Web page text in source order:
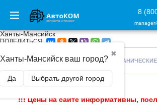
8
Ханты-Мансийск
✖
Ханты-Мансийск ваш город?
Да Выбрать другой город
ПОДЕЛИТЬСЯ:
ГЛАВНАЯ / АВТОАКСЕССУАРЫ /
!!! Цены на сайте информативны,